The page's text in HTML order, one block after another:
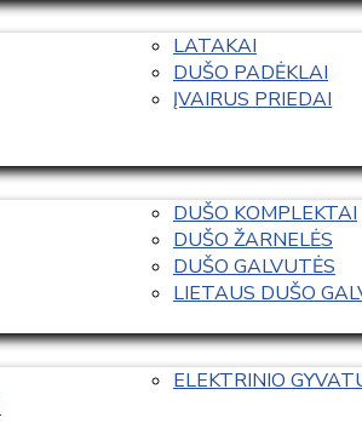
LATAKAI
DUŠO PADĖKLAI
ĮVAIRUS PRIEDAI
DUŠO KOMPLEKTAI
DUŠO ŽARNELĖS
DUŠO GALVUTĖS
LIETAUS DUŠO
ELEKTRINIO